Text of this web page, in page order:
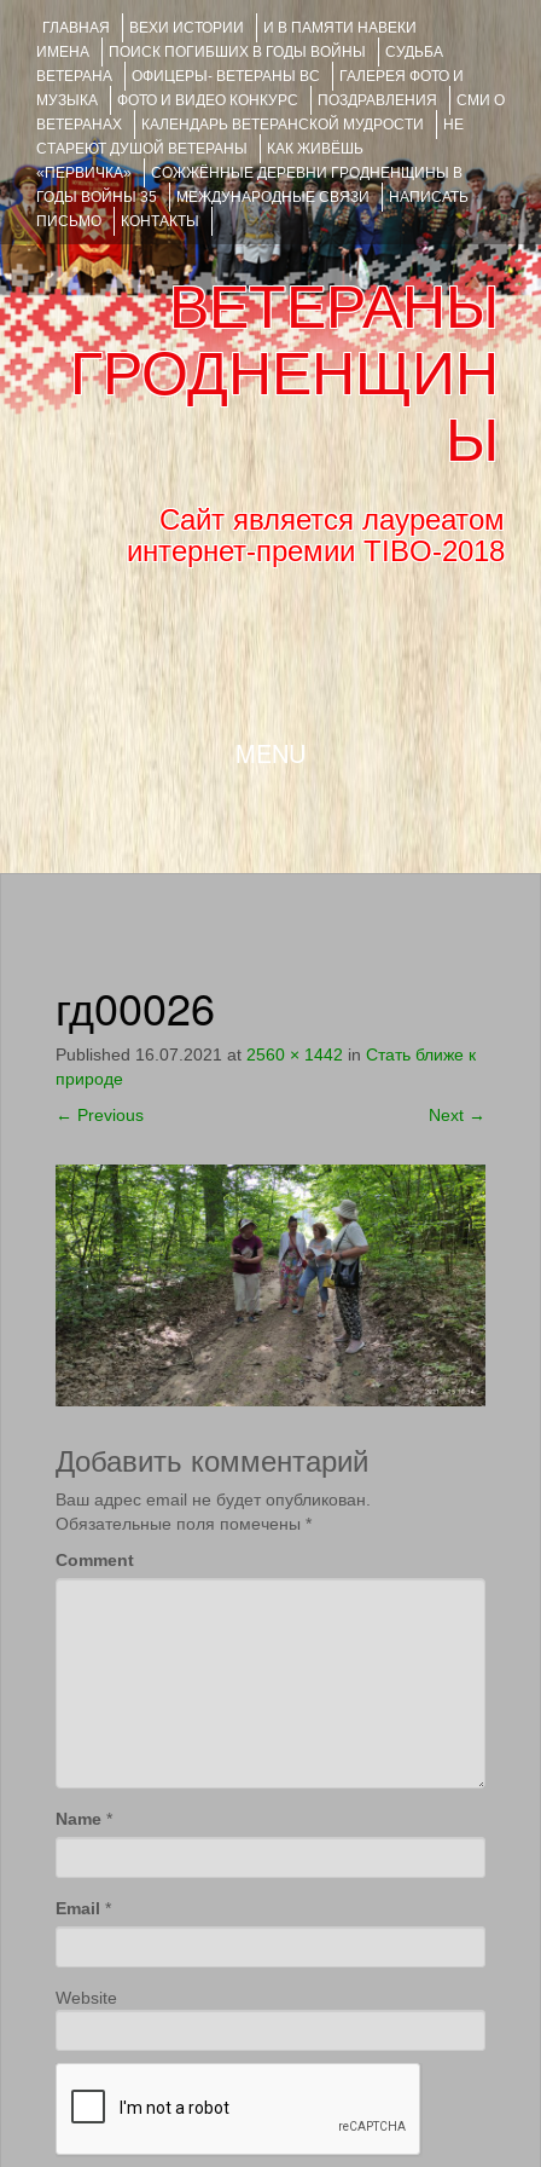
ГЛАВНАЯ ВЕХИ ИСТОРИИ
И В ПАМЯТИ НАВЕКИ
ИМЕНА
ПОИСК ПОГИБШИХ В ГОДЫ ВОЙНЫ
СУДЬБА
ВЕТЕРАНА
ОФИЦЕРЫ- ВЕТЕРАНЫ ВС
ГАЛЕРЕЯ ФОТО И
МУЗЫКА
ФОТО И ВИДЕО КОНКУРС ПОЗДРАВЛЕНИЯ
СМИ О
ВЕТЕРАНАХ
КАЛЕНДАРЬ ВЕТЕРАНСКОЙ МУДРОСТИ
НЕ
СТАРЕЮТ ДУШОЙ ВЕТЕРАНЫ
КАК ЖИВЁШЬ
«ПЕРВИЧКА»
СОЖЖЁННЫЕ ДЕРЕВНИ ГРОДНЕНЩИНЫ В
ГОДЫ ВОЙНЫ 35
МЕЖДУНАРОДНЫЕ СВЯЗИ
НАПИСАТЬ
ПИСЬМО
КОНТАКТЫ
ВЕТЕРАНЫ
ГРОДНЕНЩИН
Ы
Сайт является лауреатом
интернет-премии TIBO-2018
MENU
SKIP TO CONTENT
гд00026
Published 16.07.2021 at 2560 × 1442 in Стать ближе к
природе
← Previous Next →
Добавить комментарий
Ваш адрес email не будет опубликован.
Обязательные поля помечены *
Comment
Name *
Email *
Website